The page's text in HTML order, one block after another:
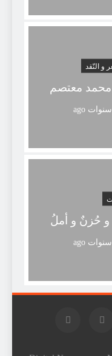
و النّقد
و حُزنٌ و أملُ